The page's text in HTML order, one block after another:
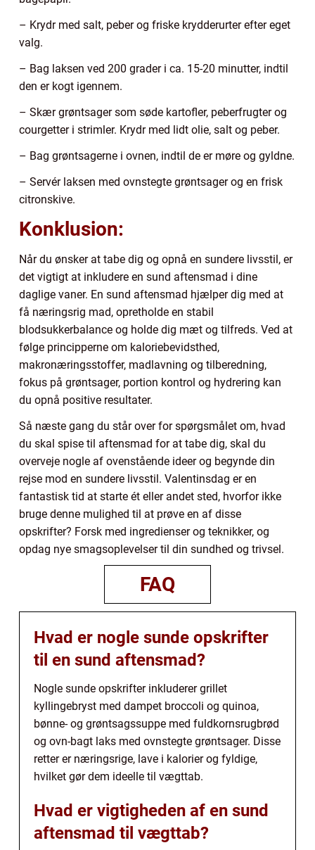
– Krydr med salt, peber og friske krydderurter efter eget
valg.
– Bag laksen ved 200 grader i ca. 15-20 minutter, indtil
den er kogt igennem.
– Skær grøntsager som søde kartofler, peberfrugter og
courgetter i strimler. Krydr med lidt olie, salt og peber.
– Bag grøntsagerne i ovnen, indtil de er møre og gyldne.
– Servér laksen med ovnstegte grøntsager og en frisk
citronskive.
Konklusion:
Når du ønsker at tabe dig og opnå en sundere livsstil, er
det vigtigt at inkludere en sund aftensmad i dine
daglige vaner. En sund aftensmad hjælper dig med at
få næringsrig mad, opretholde en stabil
blodsukkerbalance og holde dig mæt og tilfreds. Ved at
følge principperne om kaloriebevidsthed,
makronæringsstoffer, madlavning og tilberedning,
fokus på grøntsager, portion kontrol og hydrering kan
du opnå positive resultater.
Så næste gang du står over for spørgsmålet om, hvad
du skal spise til aftensmad for at tabe dig, skal du
overveje nogle af ovenstående ideer og begynde din
rejse mod en sundere livsstil. Valentinsdag er en
fantastisk tid at starte ét eller andet sted, hvorfor ikke
bruge denne mulighed til at prøve en af disse
opskrifter? Forsk med ingredienser og teknikker, og
opdag nye smagsoplevelser til din sundhed og trivsel.
FAQ
Hvad er nogle sunde opskrifter
til en sund aftensmad?
Nogle sunde opskrifter inkluderer grillet
kyllingebryst med dampet broccoli og quinoa,
bønne- og grøntsagssuppe med fuldkornsrugbrød
og ovn-bagt laks med ovnstegte grøntsager. Disse
retter er næringsrige, lave i kalorier og fyldige,
hvilket gør dem ideelle til vægttab.
Hvad er vigtigheden af en sund
aftensmad til vægttab?